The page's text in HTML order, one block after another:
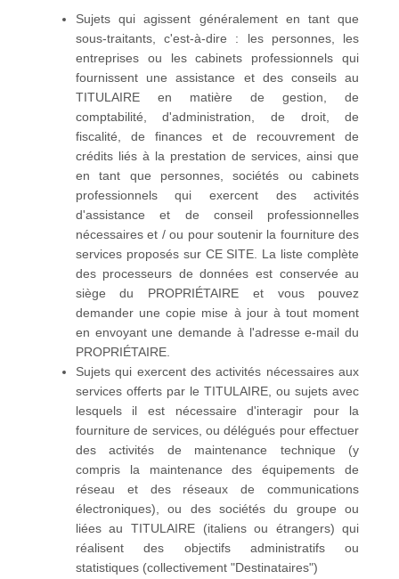
Sujets qui agissent généralement en tant que
sous-traitants, c'est-à-dire : les personnes, les
entreprises ou les cabinets professionnels qui
fournissent une assistance et des conseils au
TITULAIRE en matière de gestion, de
comptabilité, d'administration, de droit, de
fiscalité, de finances et de recouvrement de
crédits liés à la prestation de services, ainsi que
en tant que personnes, sociétés ou cabinets
professionnels qui exercent des activités
d'assistance et de conseil professionnelles
nécessaires et / ou pour soutenir la fourniture des
services proposés sur CE SITE. La liste complète
des processeurs de données est conservée au
siège du PROPRIÉTAIRE et vous pouvez
demander une copie mise à jour à tout moment
en envoyant une demande à l'adresse e-mail du
PROPRIÉTAIRE.
Sujets qui exercent des activités nécessaires aux
services offerts par le TITULAIRE, ou sujets avec
lesquels il est nécessaire d'interagir pour la
fourniture de services, ou délégués pour effectuer
des activités de maintenance technique (y
compris la maintenance des équipements de
réseau et des réseaux de communications
électroniques), ou des sociétés du groupe ou
liées au TITULAIRE (italiens ou étrangers) qui
réalisent des objectifs administratifs ou
statistiques (collectivement "Destinataires")